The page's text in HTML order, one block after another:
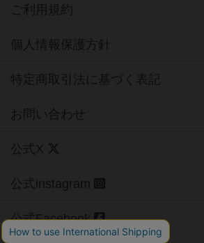
ご利用規約
個人情報保護方針
特定商取引法に基づく表記
お問い合わせ
公式X
公式instagram
公式Facebook